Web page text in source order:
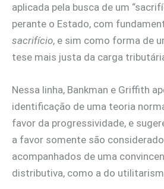
aplicada pela busca de um
perante o Estado, com
sacrifício, e sim como forma de
tese mais justa da carga
Nessa linha, Bankman e Griffith
identificação de uma teoria
favor da progressividade, e
a favor somente são
acompanhados de uma
distributiva, como a do